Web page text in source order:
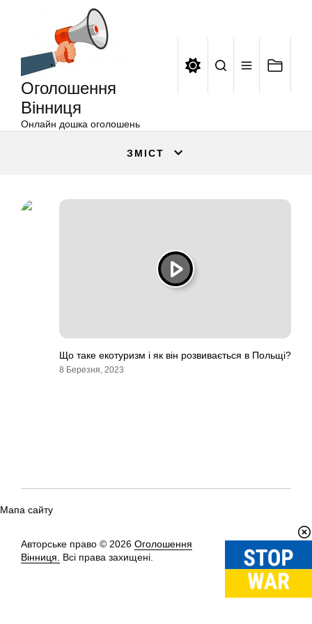
Оголошення
Вінниця
Онлайн дошка оголошень
ЗМІСТ
Що таке екотуризм і як він розвивається в Польщі?
8 Березня, 2023
Мапа сайту
Авторське право © 2026 Оголошення
Вінниця.
Всі права захищені.
Вгору↑